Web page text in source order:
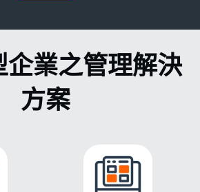
企業之管理解決
方案